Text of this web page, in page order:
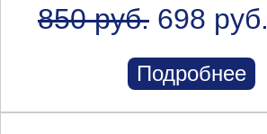
850 руб. 698 руб.
Подробнее